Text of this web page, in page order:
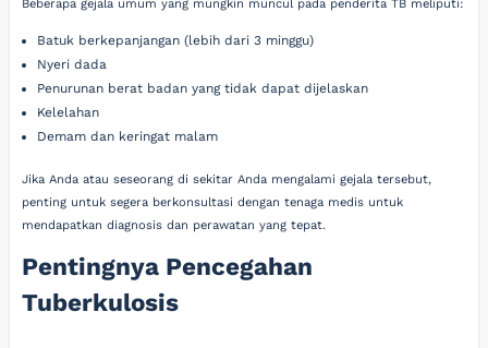
Beberapa gejala umum yang mungkin muncul pada penderita TB meliputi:
Batuk berkepanjangan (lebih dari 3 minggu)
Nyeri dada
Penurunan berat badan yang tidak dapat dijelaskan
Kelelahan
Demam dan keringat malam
Jika Anda atau seseorang di sekitar Anda mengalami gejala tersebut,
penting untuk segera berkonsultasi dengan tenaga medis untuk
mendapatkan diagnosis dan perawatan yang tepat.
Pentingnya Pencegahan
Tuberkulosis